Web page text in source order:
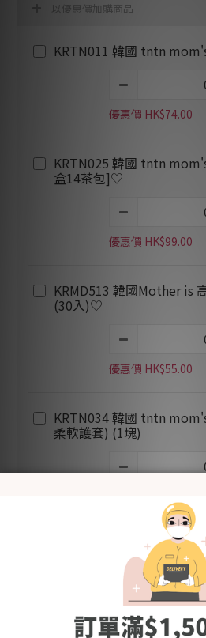
以優惠價加購商品
KRTN011 韓國 tntn
優惠價 HK$74.00
KRTN025 韓國 tntn
盒14茶包]♡
優惠價 HK$99.00
KRMD513 韓國Mother is
(30入)♡
優惠價 HK$55.00
KRTN034 韓國 tntn
柔軟護套) (1塊)
加入追蹤清